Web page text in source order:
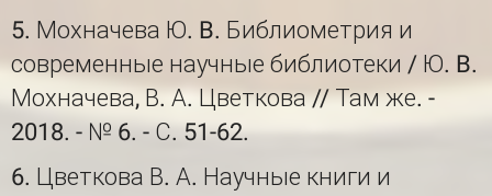
5. Мохначева Ю. B. Библиометрия и
современные научные библиотеки / Ю. B.
Мохначева, В. А. Цветкова // Там же. -
2018. - № 6. - С. 51-62.
6. Цветкова В. А. Научные книги и